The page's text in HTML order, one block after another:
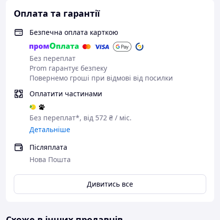
Тип поверхні: Матова
Країна-виробник: Польща
Гарантійний термін: 36 міс
Стан: Новий
Вага: 4 кг
Товщина стінок мийки: 1
мм
Дозатор мийного засобу:
Так
Форма мийки:
Прямокутна
Конструкція мийки:
Одночашкова
Отвір під змішувач: Так
Сифон: Так
Ширина мийки: 580 мм
Довжина мийки: 450 мм
💡 УНІКАЛЬНІ ОСОБЛИВОСТІ:
Оплата та гарантії
Безпечна оплата карткою
Без переплат
Prom гарантує безпеку
Повернемо гроші при відмові від посилки
Оплатити частинами
Без переплат*, від 572 ₴ / міс.
Детальніше
Післяплата
Нова Пошта
Дивитись все